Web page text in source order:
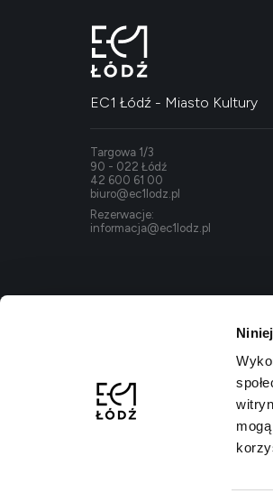
EC1 Łódź - Miasto Kultury
Targowa 1/3
90 - 022 Łódź
42 600 61 00
biuro@ec1lodz.pl
Rezerwacje:
informacja@ec1lodz.pl